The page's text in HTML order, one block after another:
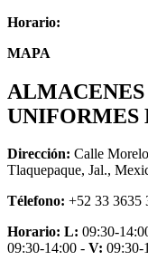
Horario:
MAPA
UNIFORMES
Dirección: Calle
Tlaquepaque, Jal.,
Télefono: +52 33 3635
Horario: L: 09:30-
09:30-14:00 - V: 09:30-